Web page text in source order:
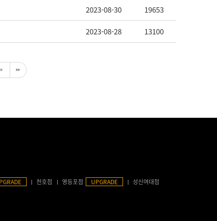
2023-08-30 19653
2023-08-28 13100
천호점 영등포점 UPGRADE 성신여대점